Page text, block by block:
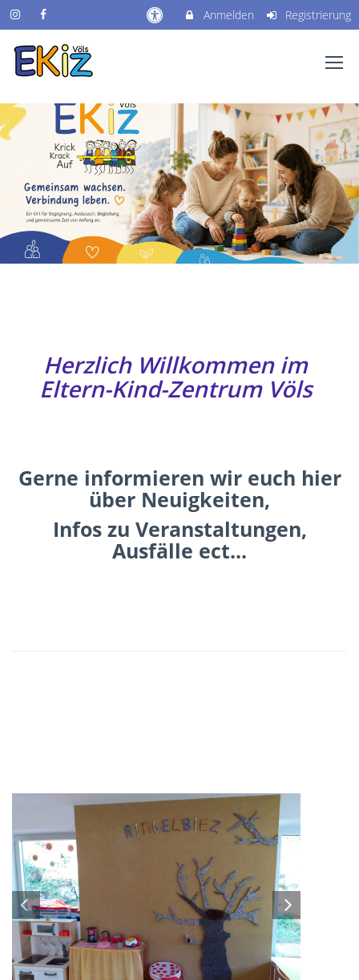
Anmelden Registrierung
Herzlich Willkommen im
Eltern-Kind-Zentrum Völs
Gerne informieren wir euch hier
über Neuigkeiten,
Infos zu Veranstaltungen,
Ausfälle ect...